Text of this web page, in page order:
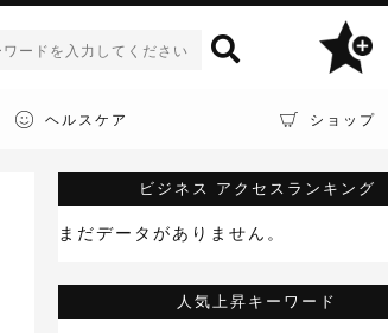
ヘルスケア ショップ
ビジネス アクセスランキング
まだデータがありません。
人気上昇キーワード